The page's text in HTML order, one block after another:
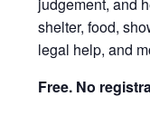
shelter, food,
legal help, and
Free. No